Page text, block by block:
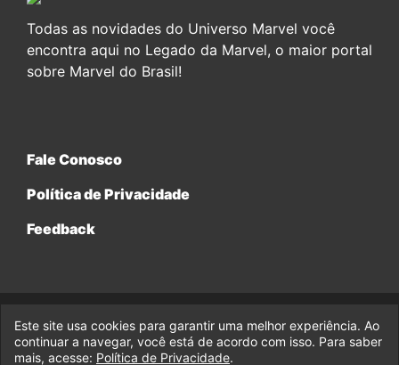
Todas as novidades do Universo Marvel você
encontra aqui no Legado da Marvel, o maior portal
sobre Marvel do Brasil!
Fale Conosco
Política de Privacidade
Feedback
© 2017-2026 Legado da Marvel, uma empresa da Legado
Enterprises.
Este site usa cookies para garantir uma melhor experiência. Ao
continuar a navegar, você está de acordo com isso. Para saber
mais, acesse: Política de Privacidade.